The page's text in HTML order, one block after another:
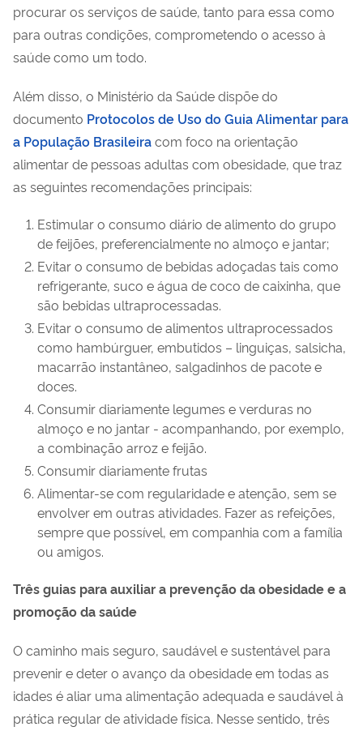
procurar os serviços de saúde, tanto para essa como
para outras condições, comprometendo o acesso à
saúde como um todo.
Além disso, o Ministério da Saúde dispõe do
documento Protocolos de Uso do Guia Alimentar para
a População Brasileiracom foco na orientação
alimentar de pessoas adultas com obesidade, que traz
as seguintes recomendações principais:
Estimular o consumo diário de alimento do grupo
de feijões, preferencialmente no almoço e jantar;
Evitar o consumo de bebidas adoçadas tais como
refrigerante, suco e água de coco de caixinha, que
são bebidas ultraprocessadas.
Evitar o consumo de alimentos ultraprocessados
como hambúrguer, embutidos – linguiças, salsicha,
macarrão instantâneo, salgadinhos de pacote e
doces.
Consumir diariamente legumes e verduras no
almoço e no jantar - acompanhando, por exemplo,
a combinação arroz e feijão.
Consumir diariamente frutas
Alimentar-se com regularidade e atenção, sem se
envolver em outras atividades. Fazer as refeições,
sempre que possível, em companhia com a família
ou amigos.
Três guias para auxiliar a prevenção da obesidade e a
promoção da saúde
O caminho mais seguro, saudável e sustentável para
prevenir e deter o avanço da obesidade em todas as
idades é aliar uma alimentação adequada e saudável à
prática regular de atividade física. Nesse sentido, três